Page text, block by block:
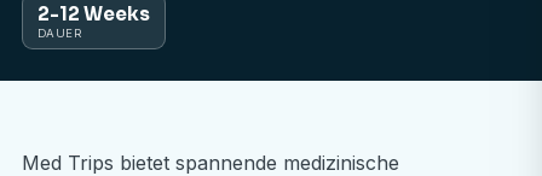
2-12 Weeks
DAUER
Med Trips bietet spannende medizinische